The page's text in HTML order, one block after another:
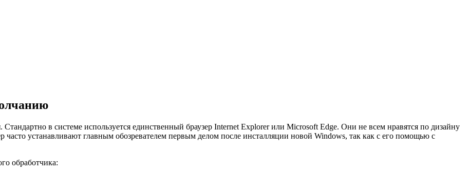
в системе используется единственный браузер Internet Explorer или Microsoft Edge. Они не всем нравятся по дизайну
часто устанавливают главным обозревателем первым делом после инсталляции новой Windows, так как с его помощью с
обработчика: